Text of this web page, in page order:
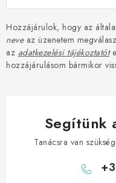
Hozzájárulok, hogy az
neveaz üzenetem
az adatkezelési tájékoztatót
hozzájárulásom bármikor
Segítünk
Tanácsra van